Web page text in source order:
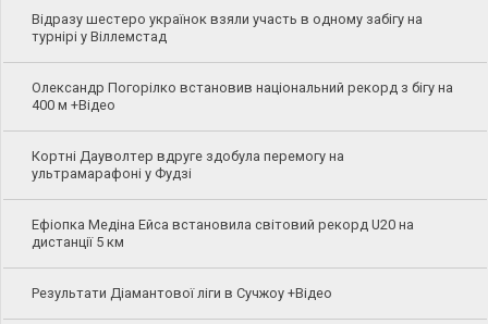
Відразу шестеро українок взяли участь в одному забігу на
турнірі у Віллемстад
Олександр Погорілко встановив національний рекорд з бігу на
400 м +Відео
Кортні Дауволтер вдруге здобула перемогу на
ультрамарафоні у Фудзі
Ефіопка Медіна Ейса встановила світовий рекорд U20 на
дистанції 5 км
Результати Діамантової ліги в Сучжоу +Відео